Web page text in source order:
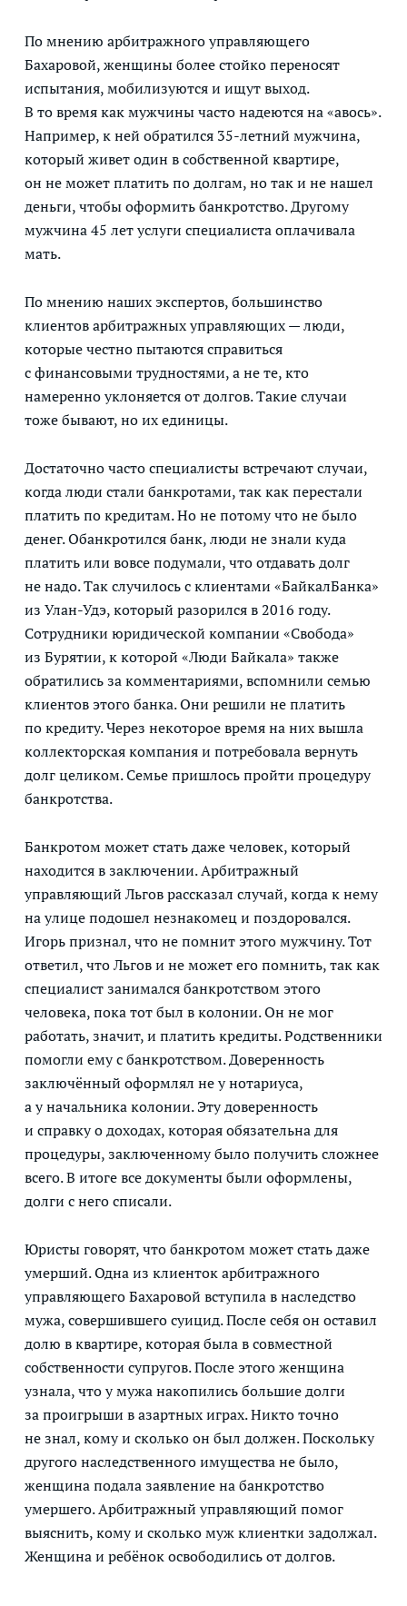
По мнению арбитражного управляющего
Бахаровой, женщины более стойко переносят
испытания, мобилизуются и ищут выход.
В то время как мужчины часто надеются на «авось».
Например, к ней обратился 35-летний мужчина,
который живет один в собственной квартире,
он не может платить по долгам, но так и не нашел
деньги, чтобы оформить банкротство. Другому
мужчина 45 лет услуги специалиста оплачивала
мать.
По мнению наших экспертов, большинство
клиентов арбитражных управляющих — люди,
которые честно пытаются справиться
с финансовыми трудностями, а не те, кто
намеренно уклоняется от долгов. Такие случаи
тоже бывают, но их единицы.
Достаточно часто специалисты встречают случаи,
когда люди стали банкротами, так как перестали
платить по кредитам. Но не потому что не было
денег. Обанкротился банк, люди не знали куда
платить или вовсе подумали, что отдавать долг
не надо. Так случилось с клиентами «БайкалБанка»
из Улан-Удэ, который разорился в 2016 году.
Сотрудники юридической компании «Свобода»
из Бурятии, к которой «Люди Байкала» также
обратились за комментариями, вспомнили семью
клиентов этого банка. Они решили не платить
по кредиту. Через некоторое время на них вышла
коллекторская компания и потребовала вернуть
долг целиком. Семье пришлось пройти процедуру
банкротства.
Банкротом может стать даже человек, который
находится в заключении. Арбитражный
управляющий Льгов рассказал случай, когда к нему
на улице подошел незнакомец и поздоровался.
Игорь признал, что не помнит этого мужчину. Тот
ответил, что Льгов и не может его помнить, так как
специалист занимался банкротством этого
человека, пока тот был в колонии. Он не мог
работать, значит, и платить кредиты. Родственники
помогли ему с банкротством. Доверенность
заключённый оформлял не у нотариуса,
а у начальника колонии. Эту доверенность
и справку о доходах, которая обязательна для
процедуры, заключенному было получить сложнее
всего. В итоге все документы были оформлены,
долги с него списали.
Юристы говорят, что банкротом может стать даже
умерший. Одна из клиенток арбитражного
управляющего Бахаровой вступила в наследство
мужа, совершившего суицид. После себя он оставил
долю в квартире, которая была в совместной
собственности супругов. После этого женщина
узнала, что у мужа накопились большие долги
за проигрыши в азартных играх. Никто точно
не знал, кому и сколько он был должен. Поскольку
другого наследственного имущества не было,
женщина подала заявление на банкротство
умершего. Арбитражный управляющий помог
выяснить, кому и сколько муж клиентки задолжал.
Женщина и ребёнок освободились от долгов.